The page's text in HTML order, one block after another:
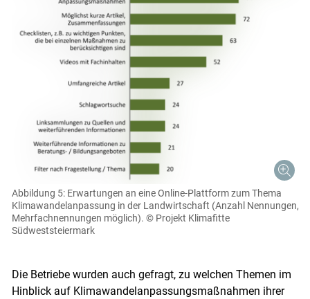
Abbildung 5: Erwartungen an eine Online-Plattform zum Thema
Klimawandelanpassung in der Landwirtschaft (Anzahl Nennungen,
Mehrfachnennungen möglich). © Projekt Klimafitte
Südweststeiermark
Die Betriebe wurden auch gefragt, zu welchen Themen im
Hinblick auf Klimawandelanpassungsmaßnahmen ihrer